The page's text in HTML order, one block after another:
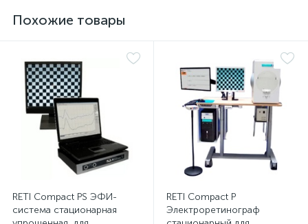
Похожие товары
RETI Compact PS ЭФИ-
система стационарная
RETI Compact P
Электроретинограф